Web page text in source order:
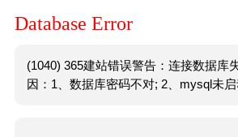
Database Error
(1040) 365建站错误警告：连接数据库
因：1、数据库密码不对; 2、mysql未启